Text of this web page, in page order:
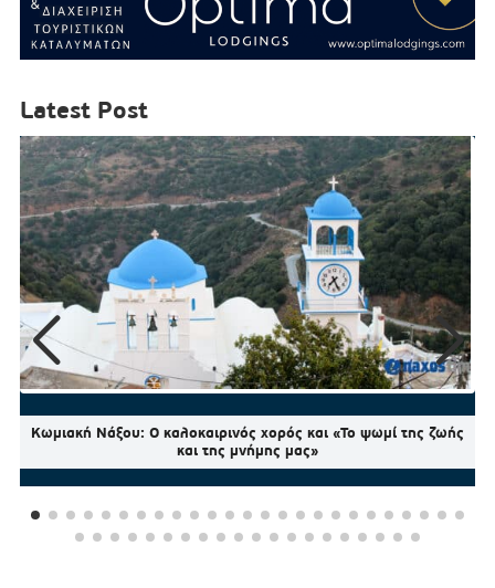
Latest Post
Κωμιακή Νάξου: Ο καλοκαιρινός χορός και «Το ψωμί της ζωής
και της μνήμης μας»